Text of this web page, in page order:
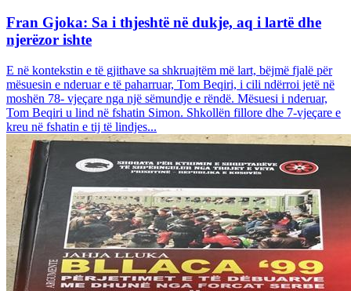
Fran Gjoka: Sa i thjeshtë në dukje, aq i lartë dhe
njerëzor ishte
E në kontekstin e të gjithave sa shkruajtëm më lart, bëjmë fjalë për
mësuesin e nderuar e të paharruar, Tom Beqiri, i cili ndërroi jetë në
moshën 78- vjeçare nga një sëmundje e rëndë. Mësuesi i nderuar,
Tom Beqiri u lind në fshatin Simon. Shkollën fillore dhe 7-vjeçare e
kreu në fshatin e tij të lindjes...